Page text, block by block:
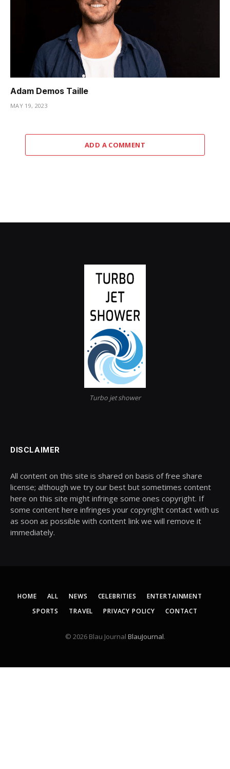
Adam Demos Taille
MAY 19, 2023
ADD A COMMENT
Turbo jet shower
DISCLAIMER
All content on this site is shared on basis of free share
license; although we try our best but sometimes content
here on this site might infringe some ones copyright. If
some content here infringes your copyright contact with us
as soon as possible with content link we will remove it
immediately.
HOME ALL NEWS CELEBRITIES
ENTERTAINMENT
SPORTS
TRAVEL PRIVACY POLICY CONTACT
© 2026 Blau Journal BlauJournal.